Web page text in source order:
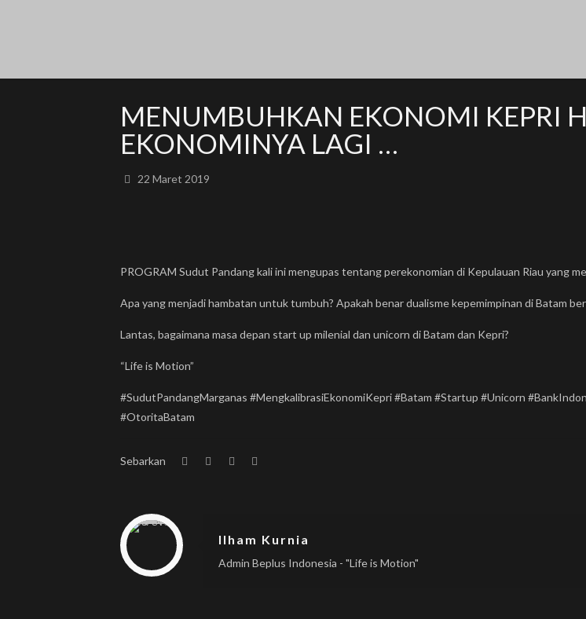
MENUMBUHKAN EKONOMI KEPRI
EKONOMINYA LAGI …
22 Maret 2019
PROGRAM Sudut Pandang kali ini mengupas tentang perekonomian di Kepulauan Riau yang
Apa yang menjadi hambatan untuk tumbuh? Apakah benar dualisme kepemimpinan di Batam
Lantas, bagaimana masa depan start up milenial dan unicorn di Batam dan Kepri?
“Life is Motion”
#SudutPandangMarganas #MengkalibrasiEkonomiKepri #Batam #Startup #Unicorn
#OtoritaBatam
Sebarkan
Warning
: Trying to access array offset on null in
/home/u833233641/domains/beplus.id/public_html/wp-content/themes/betheme/includes/content-single.php
on line
286
Ilham Kurnia
Admin Beplus Indonesia - "Life is Motion"